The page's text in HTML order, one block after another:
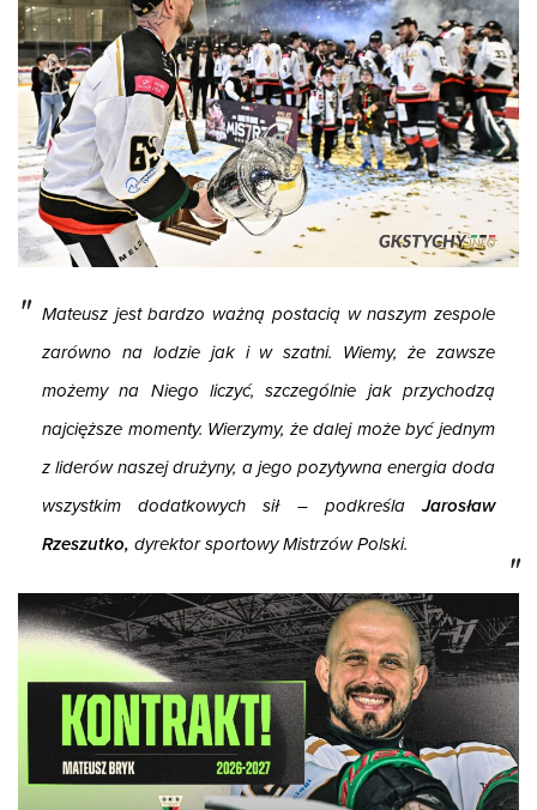
Mateusz jest bardzo ważną postacią w naszym zespole
zarówno na lodzie jak i w szatni. Wiemy, że zawsze
możemy na Niego liczyć, szczególnie jak przychodzą
najcięższe momenty. Wierzymy, że dalej może być jednym
z liderów naszej drużyny, a jego pozytywna energia doda
wszystkim dodatkowych sił – podkreślaJarosław
Rzeszutko, dyrektor sportowy Mistrzów Polski.